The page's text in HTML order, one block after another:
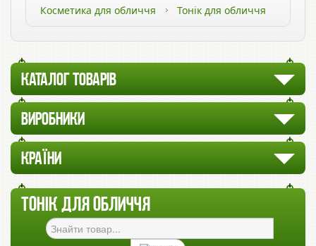
Косметика для обличчя
Тонік для обличчя
КАТАЛОГ ТОВАРІВ
ВИРОБНИКИ
КРАЇНИ
ТОНІК ДЛЯ ОБЛИЧЧЯ